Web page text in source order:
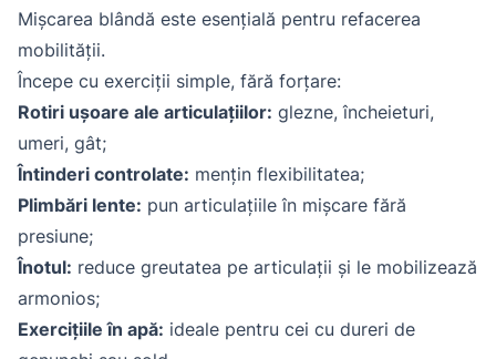
Mișcarea blândă este esențială pentru refacerea
mobilității.
Începe cu exerciții simple, fără forțare:
Rotiri ușoare ale articulațiilor: glezne, încheieturi,
umeri, gât;
Întinderi controlate: mențin flexibilitatea;
Plimbări lente: pun articulațiile în mișcare fără
presiune;
Înotul: reduce greutatea pe articulații și le mobilizează
armonios;
Exercițiile în apă: ideale pentru cei cu dureri de